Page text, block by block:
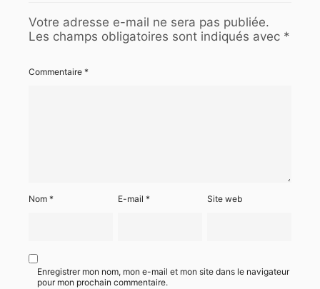
Votre adresse e-mail ne sera pas publiée.
Les champs obligatoires sont indiqués avec *
Commentaire *
Nom * E-mail* Site web
Enregistrer mon nom, mon e-mail et mon site dans le navigateur
pour mon prochain commentaire.